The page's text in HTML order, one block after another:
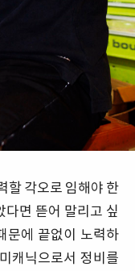
할 각오로 임해야 한
다면 뜯어 말리고 싶
문에 끝없이 노력하
캐닉으로서 정비를